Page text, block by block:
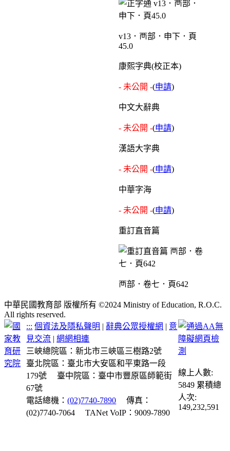
v13．襾部．申下．頁
45.0
康熙字典(校正本)
- 未公開 -(申請)
中文大辭典
- 未公開 -(申請)
漢語大字典
- 未公開 -(申請)
中華字海
- 未公開 -(申請)
重訂直音篇
襾部．卷七．頁642
中華民國教育部 版權所有 ©2024 Ministry of Education, R.O.C.
All rights reserved.
::: 個資法及隱私聲明 | 辭典公眾授權網 | 意
見交流 |網網相連
三峽總院區：新北市三峽區三樹路2號
臺北院區：臺北市大安區和平東路一段
179號
臺中院區：臺中市豐原區師範街
67號
電話總機：(02)7740-7890
傳真：
(02)7740-7064
TANet VoIP：9009-7890
線上人數:
5849 累積總
人次:
149,232,591